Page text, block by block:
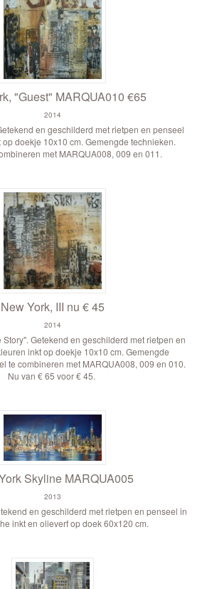
"Guest" MARQUA010 €65
2014
en geschilderd met rietpen en penseel
doekje 10x10 cm. Gemengde technieken.
met MARQUA008, 009 en 011.
New York, III nu € 45
2014
Story". Getekend en geschilderd met rietpen en
inkt op doekje 10x10 cm. Gemengde
te combineren met MARQUA008, 009 en 010.
Nu van € 65 voor € 45.
Skyline MARQUA005
2013
en geschilderd met rietpen en penseel in
inkt en olieverf op doek 60x120 cm.